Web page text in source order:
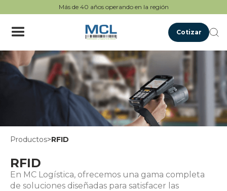
Más de 40 años operando en la región
Cotizar
Productos>RFID
RFID
En MC Logística, ofrecemos una gama completa
de soluciones diseñadas para satisfacer las